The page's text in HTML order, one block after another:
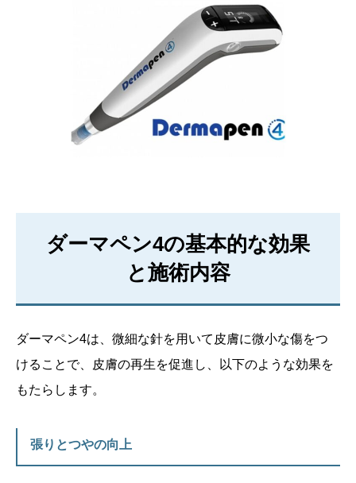
ダーマペン4の基本的な効果
と施術内容
ダーマペン4は、微細な針を用いて皮膚に微小な傷をつ
けることで、皮膚の再生を促進し、以下のような効果を
もたらします。
張りとつやの向上